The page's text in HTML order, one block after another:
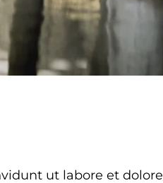
ut labore et dolore